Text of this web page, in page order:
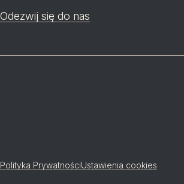
Odezwij się do nas
Polityka PrywatnościUstawienia cookies